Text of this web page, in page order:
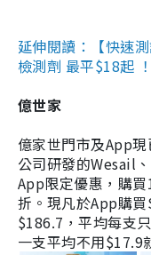
延伸閱讀：【快速
檢測劑 最平$18起
億世家
億家世門市及App
公司研發的Wesail
App限定優惠，購
折。現凡於App購
$186.7，平均每支
一支平均不用$17.9